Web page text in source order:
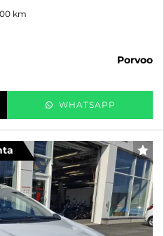
km
porvoo
WHATSAPP